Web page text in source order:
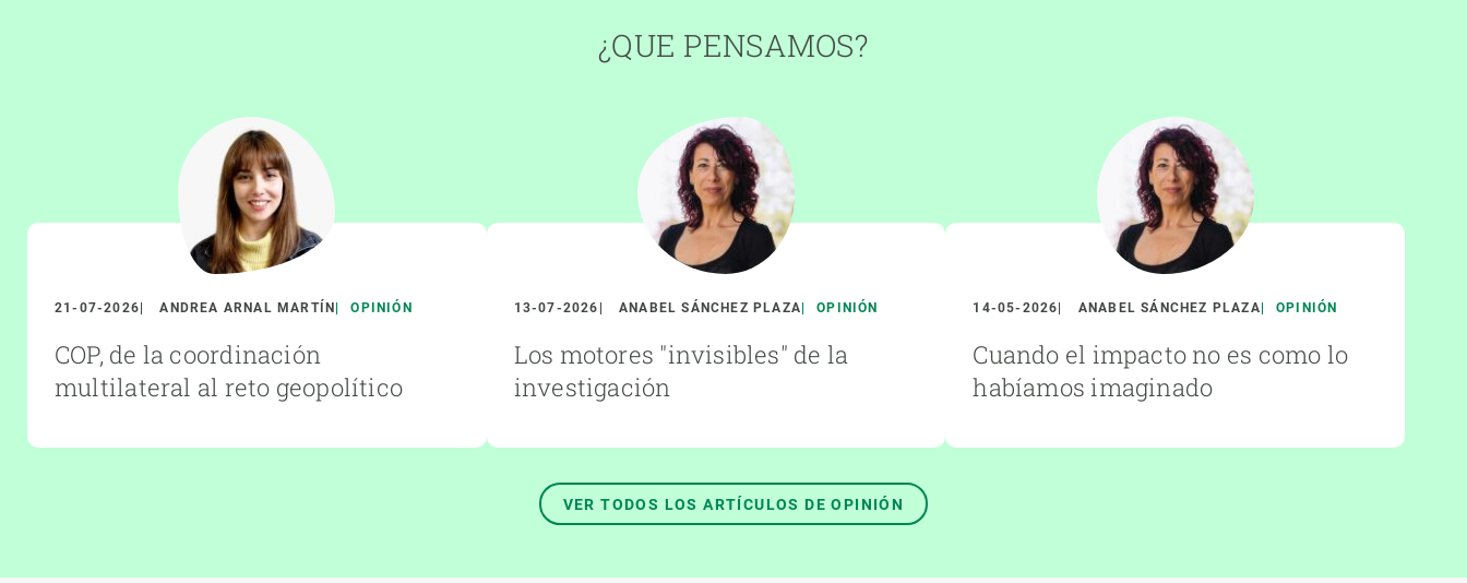
¿QUE PENSAMOS?
21-07-2026 ANDREA ARNAL MARTÍN OPINIÓN
COP, de la coordinación
multilateral al reto geopolítico
13-07-2026 ANABEL SÁNCHEZ PLAZA OPINIÓN
Los motores "invisibles" de la
investigación
14-05-2026 ANABEL SÁNCHEZ PLAZA OPINIÓN
Cuando el impacto no es como lo
habíamos imaginado
VER TODOS LOS ARTÍCULOS DE OPINIÓN